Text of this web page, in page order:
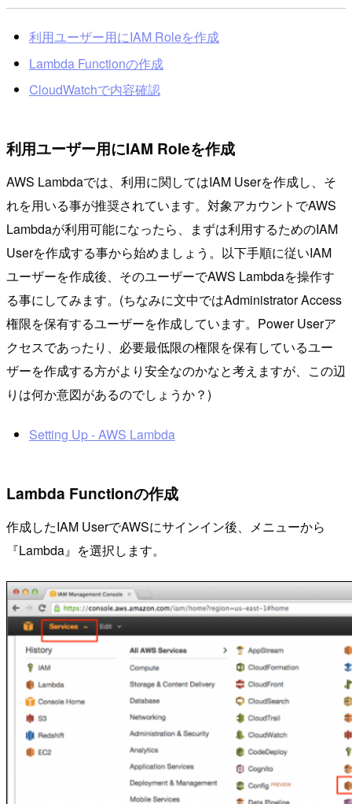
利用ユーザー用にIAM Roleを作成
Lambda Functionの作成
CloudWatchで内容確認
利用ユーザー用にIAM Roleを作成
AWS Lambdaでは、利用に関してはIAM Userを作成し、そ
れを用いる事が推奨されています。対象アカウントでAWS
Lambdaが利用可能になったら、まずは利用するためのIAM
Userを作成する事から始めましょう。以下手順に従いIAM
ユーザーを作成後、そのユーザーでAWS Lambdaを操作す
る事にしてみます。(ちなみに文中ではAdministrator Access
権限を保有するユーザーを作成しています。Power Userア
クセスであったり、必要最低限の権限を保有しているユー
ザーを作成する方がより安全なのかなと考えますが、この辺
りは何か意図があるのでしょうか？)
Setting Up - AWS Lambda
Lambda Functionの作成
作成したIAM UserでAWSにサインイン後、メニューから
『Lambda』を選択します。